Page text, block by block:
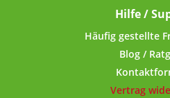
Kunststoffzahnbürste.Bambu
s ist der weltweit am
schnellsten nachwachsende
Rohstoff. Eine biologisch
abbaubare Ressource, durch
deren Einsatz der Plastikmüll
in der Umwelt deutlich
Hilfe /
Häufig gestellte
Blog /
Vertrag